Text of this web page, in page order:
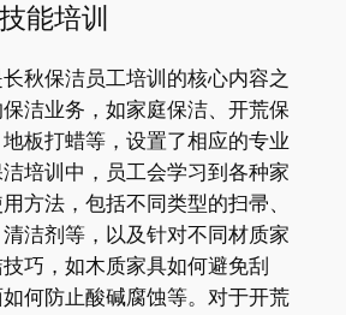
能培训
秋保洁员工培训的核心内容之
洁业务，如家庭保洁、开荒保
板打蜡等，设置了相应的专业
培训中，员工会学习到各种家
方法，包括不同类型的扫帚、
洁剂等，以及针对不同材质家
巧，如木质家具如何避免刮
何防止酸碱腐蚀等。对于开荒